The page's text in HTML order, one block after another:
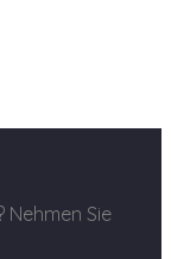
Nehmen Sie